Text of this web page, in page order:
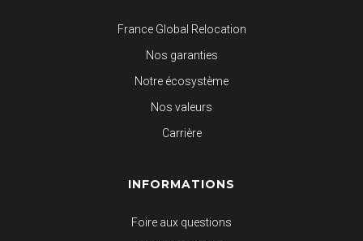
France Global Relocation
Nos garanties
Notre écosystème
Nos valeurs
Carrière
INFORMATIONS
Foire aux questions